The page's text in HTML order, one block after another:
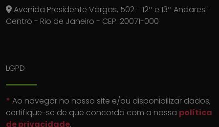
Avenida Presidente Vargas, 502 - 12º e 13º Andares -
Centro - Rio de Janeiro - CEP: 20071-000
LGPD
* Ao navegar no nosso site e/ou disponibilizar dados,
certifique-se de que concorda com a nossa política
de privacidade.